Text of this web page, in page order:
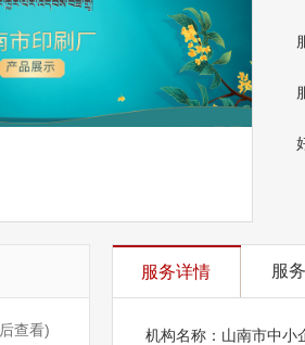
后查看)
服务详情 服
机构名称： 山南市中小